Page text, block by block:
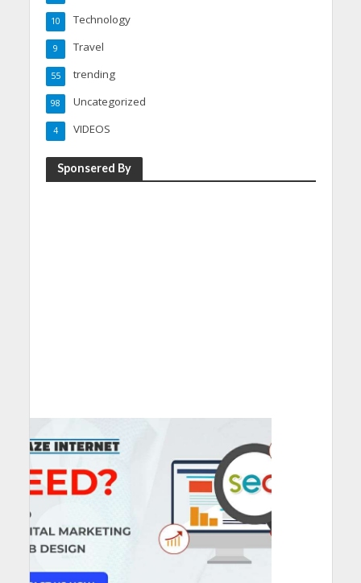
Technology
10
Travel
9
trending
55
Uncategorized
98
VIDEOS
4
Sponsered By